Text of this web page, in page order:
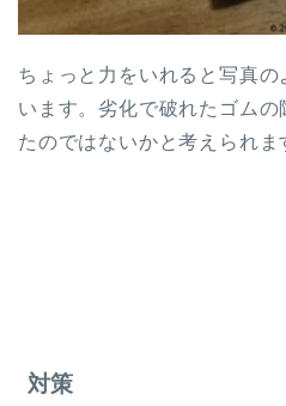
ちょっと力をいれると写真の
います。劣化で破れたゴム
たのではないかと考えられま
対策